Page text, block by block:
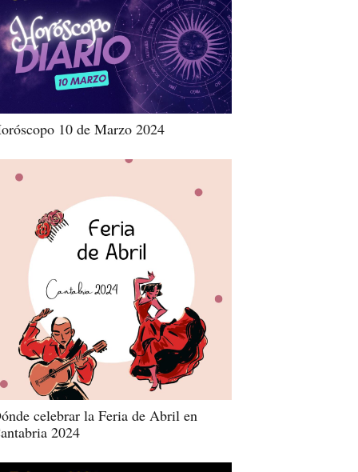
10 de Marzo 2024
celebrar la Feria de Abril en
2024